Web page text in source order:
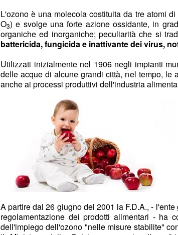
L'ozono è una molecola costituita da tre atomi
O3) e svolge una forte azione ossidante, in
organiche ed inorganiche; peculiarità che si
battericida, fungicida e inattivante dei virus,
Utilizzati inizialmente nel 1906 negli impianti
delle acque di alcune grandi città, nel tempo, le
anche ai processi produttivi dell'industria
A partire dal 26 giugno del 2001 la F.D.A., -
regolamentazione dei prodotti alimentari - ha
dell'impiego dell'ozono "nelle misure stabilite"